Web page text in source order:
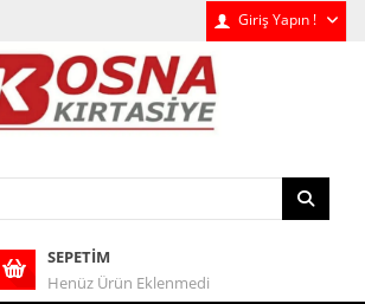
Giriş Yapın !
SEPETIM
Henüz Ürün Eklenmedi